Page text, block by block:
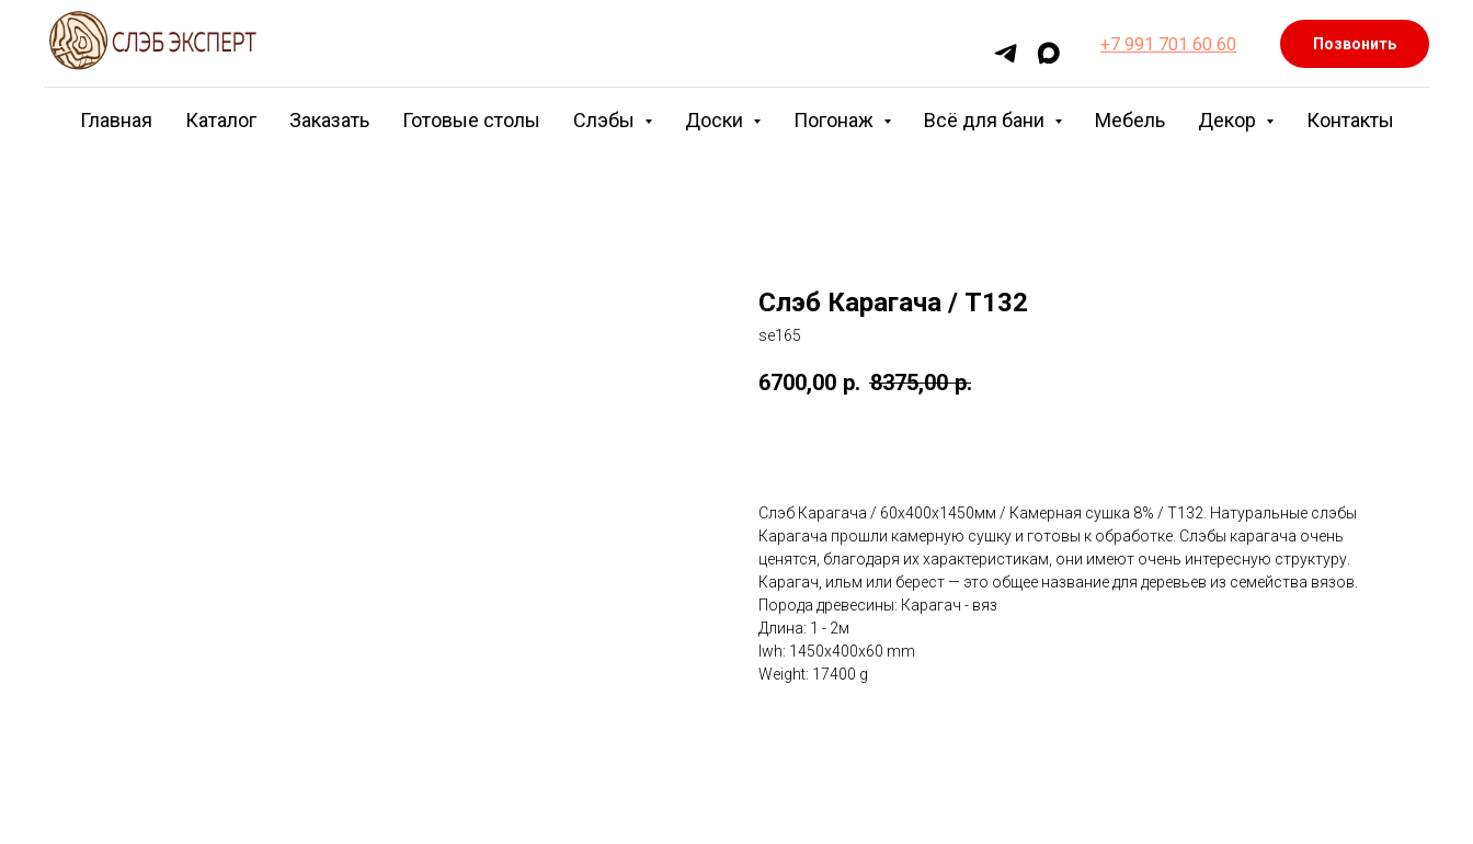
+7 991 701 60 60 Позвонить
Главная Каталог Заказать Готовые столы Слэбы Доски Погонаж Всё для бани Мебель Декор Контакты
Слэб Карагача / Т132
se165
6700,00 р. 8375,00 р.
Слэб Карагача / 60х400х1450мм / Камерная сушка 8% / Т132. Натуральные слэбы
Карагача прошли камерную сушку и готовы к обработке. Слэбы карагача очень
ценятся, благодаря их характеристикам, они имеют очень интересную структуру.
Карагач, ильм или берест — это общее название для деревьев из семейства вязов.
Порода древесины: Карагач - вяз
Длина: 1 - 2м
lwh: 1450x400x60 mm
Weight: 17400 g